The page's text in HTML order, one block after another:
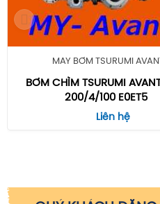
MÁY BƠM TSURUMI
BƠM CHÌM TSURUMI
200/4/100 E0ET5
Liên hệ